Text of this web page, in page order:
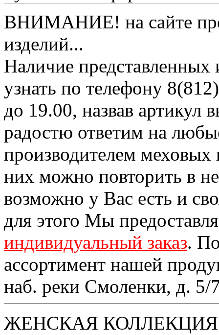
ВНИМАНИЕ! на сайте
изделий...
Наличие
узнать по телефону
до 19.00, назвав
радостю ответим на
производителем
них можно повторить в
возможно у Вас есть и
для этого Мы
индивидуальный заказ.
ассортимент нашей
наб. реки Смоленки, д. 5/
ЖЕНСКАЯ КОЛЛЕКЦИЯ